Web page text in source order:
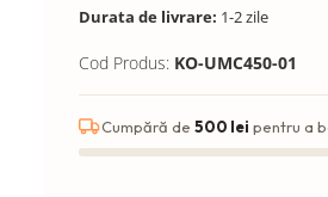
Durata de livrare: 1-2 zile
Cod Produs: KO-UMC450-01
Cumpără de 500 lei pentru a